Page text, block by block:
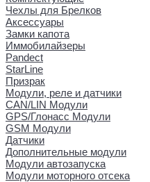
Чехлы для Брелков
Аксессуары
Замки капота
Иммобилайзеры
Pandect
StarLine
Призрак
Модули, реле и датчики
CAN/LIN Модули
GPS/Глонасс Модули
GSM Модули
Датчики
Дополнительные модули
Модули автозапуска
Модули моторного отсека